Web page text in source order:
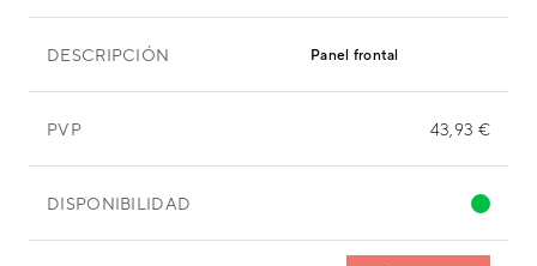
DESCRIPCIÓN Panel frontal
PVP 43,93 €
DISPONIBILIDAD